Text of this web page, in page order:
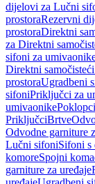
dijelovi za Lučni
prostoraRezervni
prostoraDirektni
za Direktni
sifoni za
Direktni
prostoraUgradbeni
sifoniPriključci za
umivaonikePoklopci
PriključciBrtve
Odvodne garniture
Lučni sifoniSifoni s
komoreSpojni
garniture za uređaje